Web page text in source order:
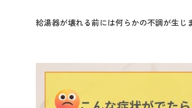
給湯器が壊れる前には何らかの不調が生じ